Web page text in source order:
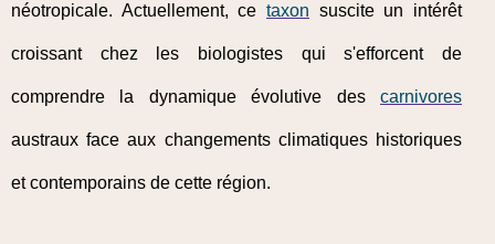
néotropicale. Actuellement, ce taxon suscite un intérêt
croissant chez les biologistes qui s'efforcent de
comprendre la dynamique évolutive des carnivores
austraux face aux changements climatiques historiques
et contemporains de cette région.